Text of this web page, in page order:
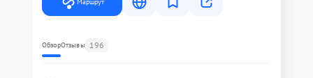
ОбзорОтзывы 196